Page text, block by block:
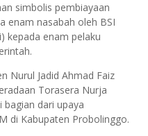
simbolis pembiayaan
enam nasabah oleh BSI
kepada enam pelaku
Nurul Jadid Ahmad Faiz
Torasera Nurja
dari upaya
di Kabupaten Probolinggo.